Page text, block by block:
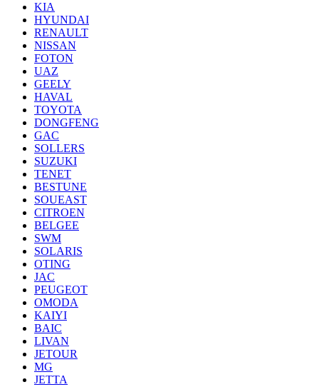
KIA
HYUNDAI
RENAULT
NISSAN
FOTON
UAZ
GEELY
HAVAL
TOYOTA
DONGFENG
GAC
SOLLERS
SUZUKI
TENET
BESTUNE
SOUEAST
CITROEN
BELGEE
SWM
SOLARIS
OTING
JAC
PEUGEOT
OMODA
KAIYI
BAIC
LIVAN
JETOUR
MG
JETTA